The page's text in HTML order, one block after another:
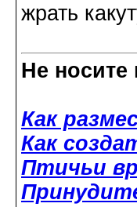
жрать
Не носите
Как
Как
Птичьи